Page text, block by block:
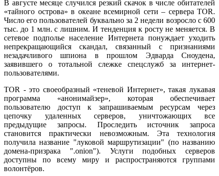
В августе месяце случился резкий скачок в числе обитателей
«тайного острова» в океане всемирной сети – сервера TOR.
Число его пользователей буквально за 2 недели возросло с 600
тыс. до 1 млн. с лишним. И тенденция к росту не меняется. В
сетевое подполье население Интернета понуждает уходить
непрекращающийся скандал, связанный с признаниями
незадачливого шпиона в прошлом Эдварда Сноудена,
заявившего о тотальной слежке спецслужб за интернет-
пользователями.
TOR - это своеобразный «теневой Интернет», такая лукавая
программа «анонимайзер», которая обеспечивает
пользователю доступ к запрашиваемым ресурсам через
цепочку удаленных серверов, уничтожающих все
предыдущие запросы. Проследить источник запроса
становится практически невозможным. Эта технология
получила название "луковой маршрутизации" (по названию
домена-призрака ".onion"). Услуги подобных серверов
доступны по всему миру и распространяются группами
волонтёров.